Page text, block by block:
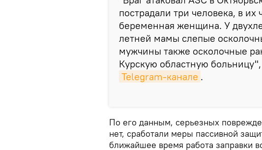
пострадали три человека, в их
беременная женщина. У
летней мамы слепые
мужчины также осколочные
Курскую областную
Telegram-канале .
По его данным, серьезных
нет, сработали меры пассивной
ближайшее время работа заправки